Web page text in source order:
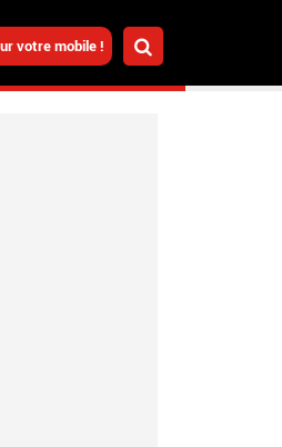
votre mobile !